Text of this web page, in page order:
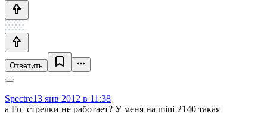
Ответить
Spectre13 янв 2012 в 11:38
а Fn+стрелки не работает? У меня на mini 2140 такая